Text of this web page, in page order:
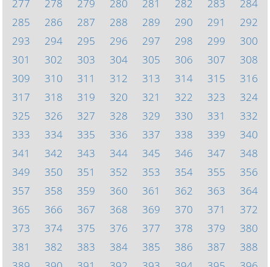
277
278 279 280 281 282 283
284
285
286 287 288 289 290 291
292
293
294 295 296 297 298 299
300
301
302 303 304 305 306 307
308
309
310 311 312 313 314 315
316
317
318 319 320 321 322 323
324
325
326 327 328 329 330 331
332
333
334 335 336 337 338 339
340
341
342 343 344 345 346 347
348
349
350 351 352 353 354 355
356
357
358 359 360 361 362 363
364
365
366 367 368 369 370 371
372
373
374 375 376 377 378 379
380
381
382 383 384 385 386 387
388